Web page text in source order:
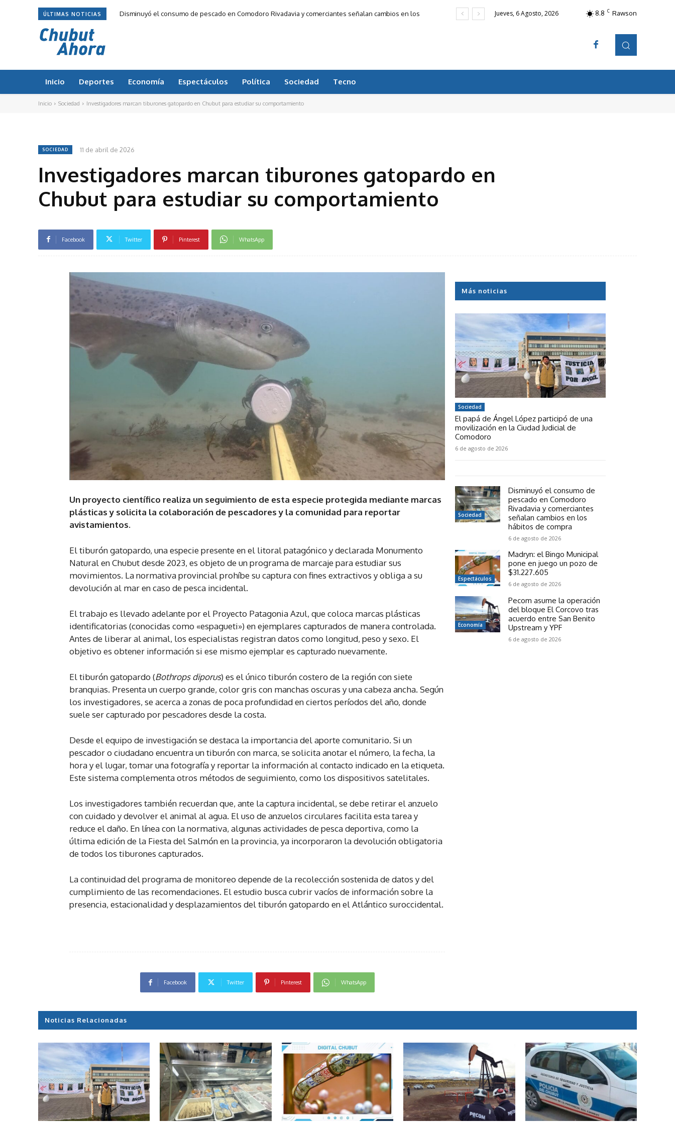
ÚLTIMAS NOTICIAS
Disminuyó el consumo de pescado en Comodoro Rivadavia y comerciantes señalan cambios en los
Jueves, 6 Agosto, 2026 8.8 C Rawson
Inicio Deportes Economía Espectáculos Política Sociedad Tecno
Inicio Sociedad Investigadores marcan tiburones gatopardo en Chubut para estudiar su comportamiento
SOCIEDAD 11 de abril de 2026
Investigadores marcan tiburones gatopardo en
Chubut para estudiar su comportamiento
Facebook Twitter Pinterest WhatsApp
Un proyecto científico realiza un seguimiento de esta especie protegida mediante marcas
plásticas y solicita la colaboración de pescadores y la comunidad para reportar
avistamientos.
El tiburón gatopardo, una especie presente en el litoral patagónico y declarada Monumento
Natural en Chubut desde 2023, es objeto de un programa de marcaje para estudiar sus
movimientos. La normativa provincial prohíbe su captura con fines extractivos y obliga a su
devolución al mar en caso de pesca incidental.
El trabajo es llevado adelante por el Proyecto Patagonia Azul, que coloca marcas plásticas
identificatorias (conocidas como «espagueti») en ejemplares capturados de manera controlada.
Antes de liberar al animal, los especialistas registran datos como longitud, peso y sexo. El
objetivo es obtener información si ese mismo ejemplar es capturado nuevamente.
El tiburón gatopardo (Bothrops diporus) es el único tiburón costero de la región con siete
branquias. Presenta un cuerpo grande, color gris con manchas oscuras y una cabeza ancha. Según
los investigadores, se acerca a zonas de poca profundidad en ciertos períodos del año, donde
suele ser capturado por pescadores desde la costa.
Desde el equipo de investigación se destaca la importancia del aporte comunitario. Si un
pescador o ciudadano encuentra un tiburón con marca, se solicita anotar el número, la fecha, la
hora y el lugar, tomar una fotografía y reportar la información al contacto indicado en la etiqueta.
Este sistema complementa otros métodos de seguimiento, como los dispositivos satelitales.
Los investigadores también recuerdan que, ante la captura incidental, se debe retirar el anzuelo
con cuidado y devolver el animal al agua. El uso de anzuelos circulares facilita esta tarea y
reduce el daño. En línea con la normativa, algunas actividades de pesca deportiva, como la
última edición de la Fiesta del Salmón en la provincia, ya incorporaron la devolución obligatoria
de todos los tiburones capturados.
La continuidad del programa de monitoreo depende de la recolección sostenida de datos y del
cumplimiento de las recomendaciones. El estudio busca cubrir vacíos de información sobre la
presencia, estacionalidad y desplazamientos del tiburón gatopardo en el Atlántico suroccidental.
Facebook Twitter Pinterest WhatsApp
Más noticias
Sociedad
El papá de Ángel López participó de una
movilización en la Ciudad Judicial de
Comodoro
6 de agosto de 2026
Sociedad
Disminuyó el consumo de
pescado en Comodoro
Rivadavia y comerciantes
señalan cambios en los
hábitos de compra
6 de agosto de 2026
Espectáculos
Madryn: el Bingo Municipal
pone en juego un pozo de
$31.227.605
6 de agosto de 2026
Economía
Pecom asume la operación
del bloque El Corcovo tras
acuerdo entre San Benito
Upstream y YPF
6 de agosto de 2026
Noticias Relacionadas